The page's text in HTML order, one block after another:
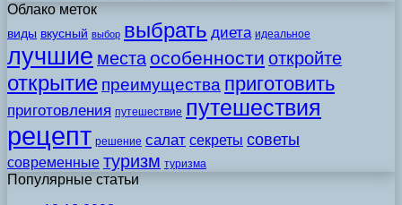
Облако меток
виды вкусный выбор выбрать диета идеальное
лучшие места особенности откройте
открытие преимущества приготовить
приготовления путешествие путешествия
рецепт решение салат секреты советы
современные туризм туризма
Популярные статьи